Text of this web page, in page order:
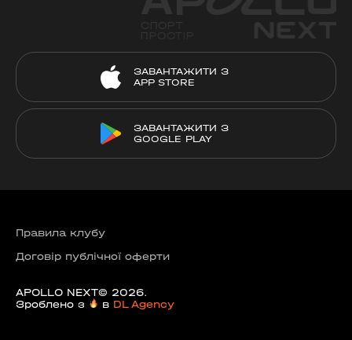
ЗАВАНТАЖИТИ З
APP STORE
ЗАВАНТАЖИТИ З
GOOGLE PLAY
Правила клубу
Договір публічної оферти
APOLLO NEXT© 2026.
Зроблено з
в DL Agency